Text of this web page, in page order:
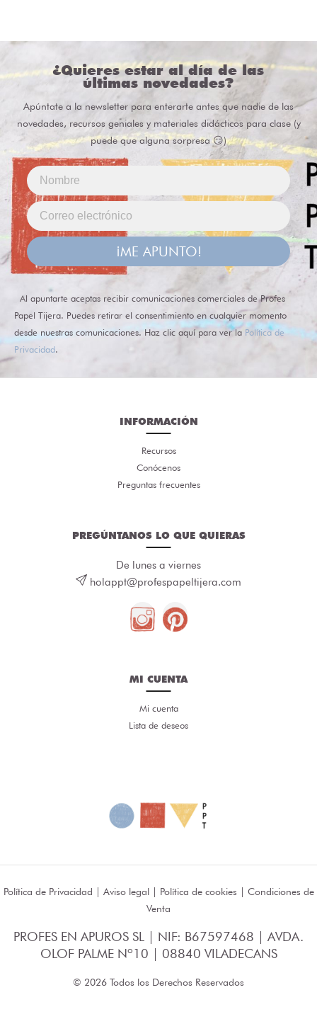
¿Quieres estar al día de las
últimas novedades?
Apúntate a la newsletter para enterarte antes que nadie de las
novedades, recursos geniales y materiales didácticos para clase (y
puede que alguna sorpresa 😏)
¡ME APUNTO!
Al apuntarte aceptas recibir comunicaciones comerciales de Profes
Papel Tijera. Puedes retirar el consentimiento en cualquier momento
desde nuestras comunicaciones. Haz clic aquí para ver la Política de
Privacidad.
INFORMACIÓN
Recursos
Conócenos
Preguntas frecuentes
PREGÚNTANOS LO QUE QUIERAS
De lunes a viernes
holappt@profespapeltijera.com
MI CUENTA
Mi cuenta
Lista de deseos
Política de Privacidad | Aviso legal| Política de cookies | Condiciones de
Venta
PROFES EN APUROS SL | NIF: B67597468 | AVDA.
OLOF PALME Nº10 | 08840 VILADECANS
© 2026 Todos los Derechos Reservados